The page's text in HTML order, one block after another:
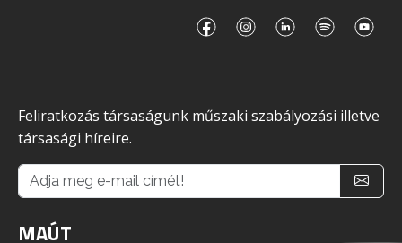
Feliratkozás társaságunk műszaki szabályozási illetve
társasági híreire.
MAÚT